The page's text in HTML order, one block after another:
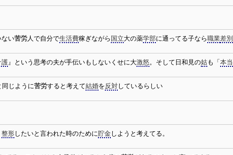
ない苦労人で自分で生活費稼ぎながら 国立大の薬学部に通ってる子なら職業差別
護』という思考の夫が手伝いもしないくせに大激怒。そして日和見の姑も「 本当
同じように苦労すると考えて結婚を反対しているらしい
整形したいと言われた時のために貯金しようと考えてる。